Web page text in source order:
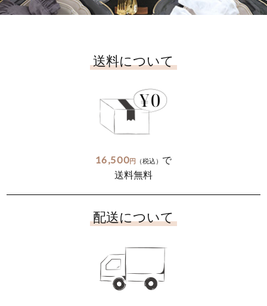
送料について
16,500円 （税込） で
送料無料
配送について